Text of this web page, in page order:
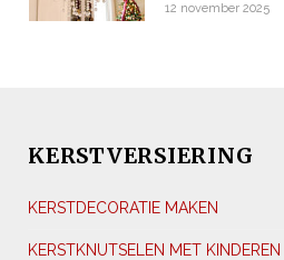
12 november 2025
KERSTVERSIERING
KERSTDECORATIE MAKEN
KERSTKNUTSELEN MET KINDEREN